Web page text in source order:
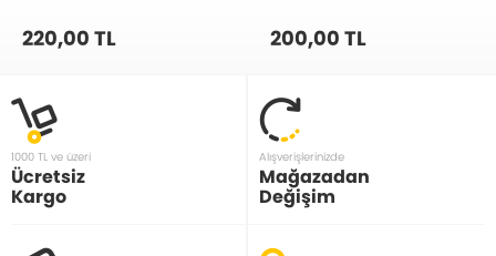
220,00 TL 200,00 TL
1000 TL ve üzeri
Ücretsiz
Kargo
Alışverişlerinizde
Mağazadan
Değişim